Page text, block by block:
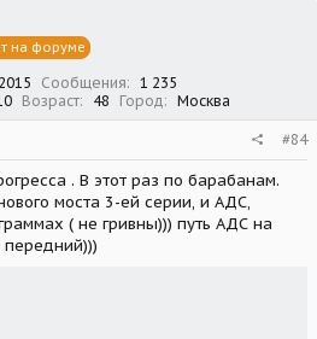
на форуме
Сообщения
1 235
Возраст 48 Город Москва
#84
. В этот раз по барабанам.
моста 3-ей серии, и АДС,
( не гривны))) путь АДС на